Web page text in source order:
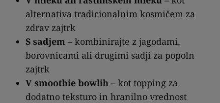
alternativa tradicionalnim kosmičem za
zdrav zajtrk
S sadjem – kombinirajte z jagodami,
borovnicami ali drugimi sadji za popoln
zajtrk
V smoothie bowlih – kot topping za
dodatno teksturo in hranilno vrednost